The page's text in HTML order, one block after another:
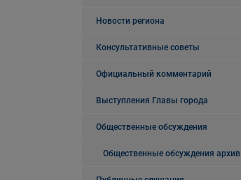
Новости региона
Консультативные советы
Официальный комментарий
Выступления Главы города
Общественные обсуждения
Общественные обсуждения архив